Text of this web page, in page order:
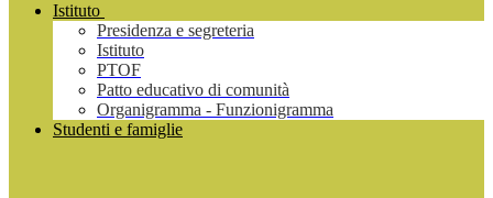
Istituto
Presidenza e segreteria
Istituto
PTOF
Patto educativo di comunità
Organigramma - Funzionigramma
Studenti e famiglie